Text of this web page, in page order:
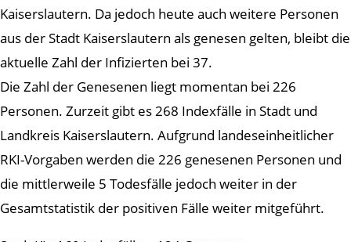
Kaiserslautern. Da jedoch heute auch weitere Personen
aus der Stadt Kaiserslautern als genesen gelten, bleibt die
aktuelle Zahl der Infizierten bei 37.
Die Zahl der Genesenen liegt momentan bei 226
Personen. Zurzeit gibt es 268 Indexfälle in Stadt und
Landkreis Kaiserslautern. Aufgrund landeseinheitlicher
RKI-Vorgaben werden die 226 genesenen Personen und
die mittlerweile 5 Todesfälle jedoch weiter in der
Gesamtstatistik der positiven Fälle weiter mitgeführt.